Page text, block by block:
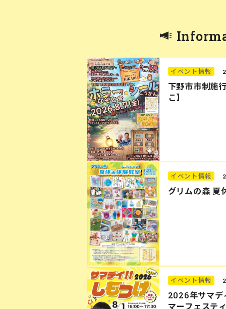
イベント情報
下野市市制施
こ】
イベント情報
グリムの森 夏
イベント情報
2026年サマデ
マーフェステ